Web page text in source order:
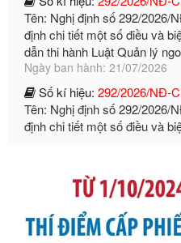
dẫn thi hành Luật Quản lý
Ngày ban hành: 21/07/2026
Số kí hiệu:292/2026/NĐ-
Tên: Nghị định số 292/2026/
định chi tiết một số điều và
dẫn thi hành Luật Quản lý
Ngày ban hành: 21/07/2026
bỏ Thông tư số 87/2019/TT-
2019 của Bộ trưởng Bộ Tài
phạt vi phạm hành chính
Ngày ban hành: 21/07/2026